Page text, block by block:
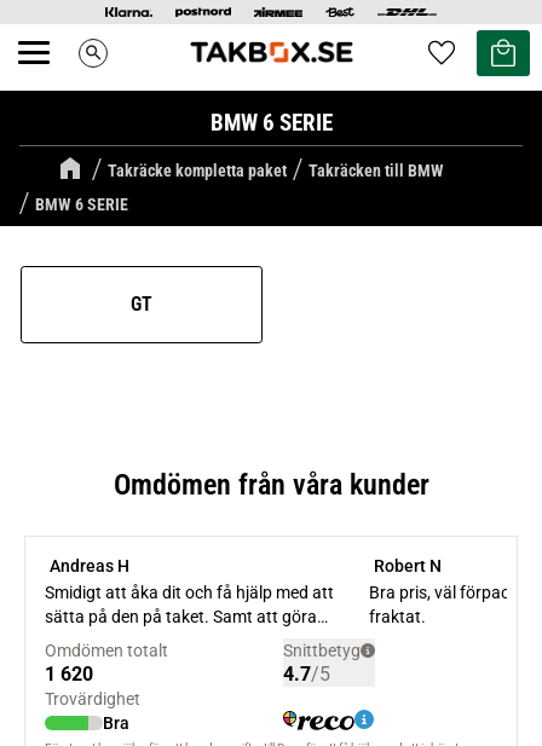
Meny search Favoriter
Kundvagn
BMW 6 SERIE
Takräcke kompletta paket
Takräcken till BMW
BMW 6 SERIE
GT